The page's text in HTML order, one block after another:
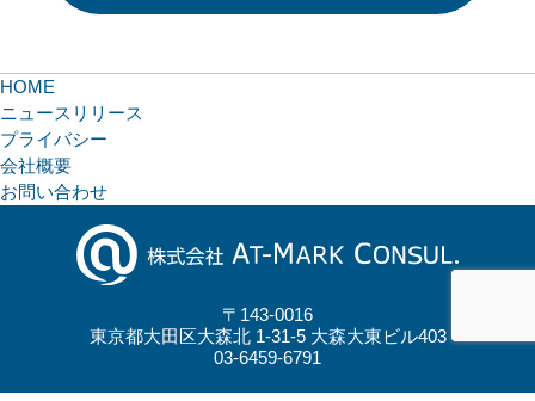
HOME
ニュースリリース
プライバシー
会社概要
お問い合わせ
〒143-0016
東京都大田区大森北 1-31-5 大森大東ビル403
03-6459-6791